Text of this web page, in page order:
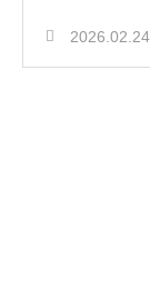
2026.02.24